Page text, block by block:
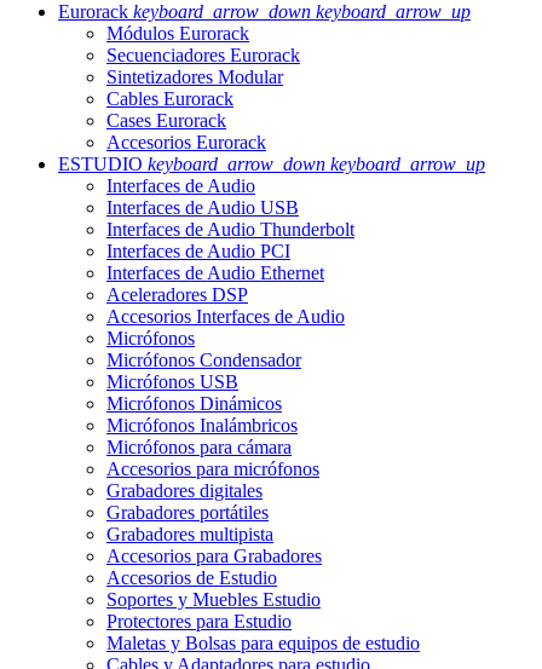
Eurorack keyboard_arrow_down keyboard_arrow_up
Módulos Eurorack
Secuenciadores Eurorack
Sintetizadores Modular
Cables Eurorack
Cases Eurorack
Accesorios Eurorack
ESTUDIO keyboard_arrow_down keyboard_arrow_up
Interfaces de Audio
Interfaces de Audio USB
Interfaces de Audio Thunderbolt
Interfaces de Audio PCI
Interfaces de Audio Ethernet
Aceleradores DSP
Accesorios Interfaces de Audio
Micrófonos
Micrófonos Condensador
Micrófonos USB
Micrófonos Dinámicos
Micrófonos Inalámbricos
Micrófonos para cámara
Accesorios para micrófonos
Grabadores digitales
Grabadores portátiles
Grabadores multipista
Accesorios para Grabadores
Accesorios de Estudio
Soportes y Muebles Estudio
Protectores para Estudio
Maletas y Bolsas para equipos de estudio
Cables y Adaptadores para estudio